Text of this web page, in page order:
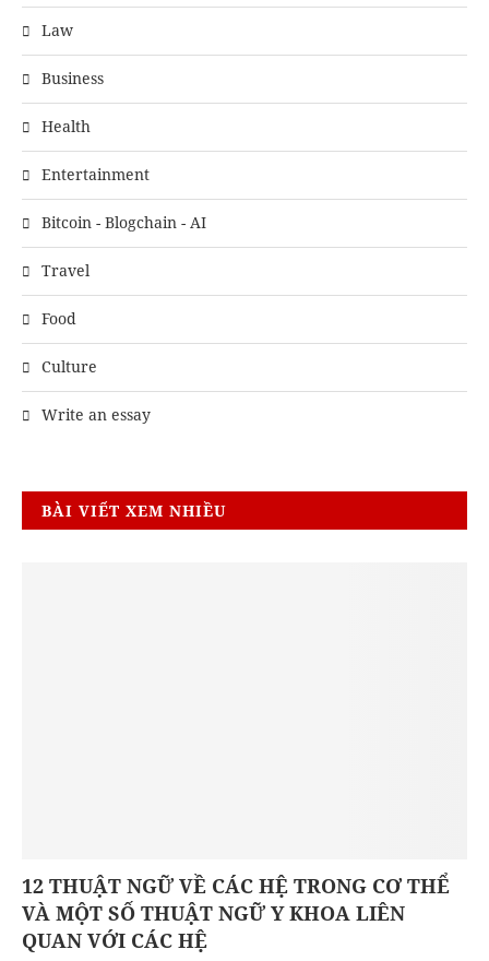
Law
Business
Health
Entertainment
Bitcoin - Blogchain - AI
Travel
Food
Culture
Write an essay
BÀI VIẾT XEM NHIỀU
12 THUẬT NGỮ VỀ CÁC HỆ TRONG CƠ THỂ
VÀ MỘT SỐ THUẬT NGỮ Y KHOA LIÊN
QUAN VỚI CÁC HỆ